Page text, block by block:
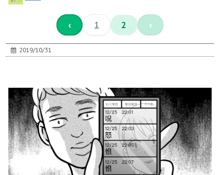
‹ 1 2 ›
2019/10/31